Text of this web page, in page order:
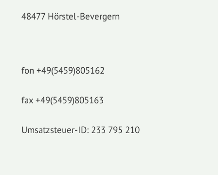
48477 Hörstel-Bevergern
fon +49(5459)805162
fax +49(5459)805163
Umsatzsteuer-ID: 233 795 210